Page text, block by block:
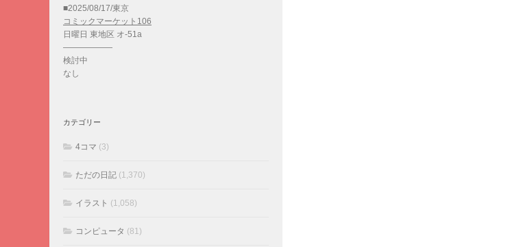
■2025/08/17/東京
コミックマーケット106
日曜日 東地区 オ-51a
——————
検討中
なし
カテゴリー
4コマ (3)
ただの日記 (1,370)
イラスト (1,058)
コンピュータ (81)